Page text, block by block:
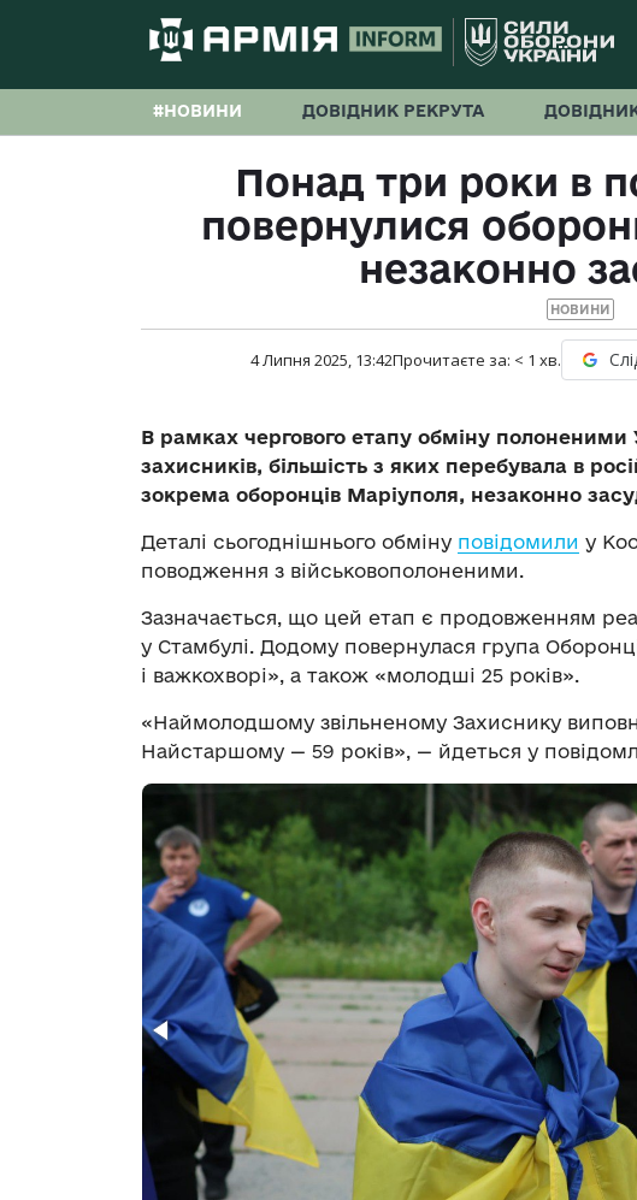
#НОВИНИ ДОВІДНИК РЕКРУТА
Понад три роки в
повернулися
незаконно
НОВИНИ
4 Липня 2025, 13:42Прочитаєте за: < 1 хв.
В рамках чергового етапу обміну
захисників, більшість з яких перебувала в
зокрема оборонців Маріуполя, незаконно
Деталі сьогоднішнього обміну повідомили у
поводження з військовополоненими.
Зазначається, що цей етап є продовженням
у Стамбулі. Додому повернулася група
і важкохворі», а також «молодші 25 років».
«Наймолодшому звільненому Захиснику
Найстаршому — 59 років», — йдеться у